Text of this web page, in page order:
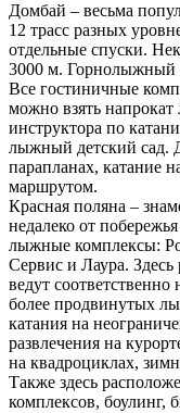
Домбай – весьма
12 трасс разных
отдельные спуски.
3000 м. Горнолыжный
Все гостиничные
можно взять
инструктора по
лыжный детский сад.
парапланах, катание
маршрутом.
Красная поляна –
недалеко от
лыжные комплексы:
Сервис и Лаура.
ведут
более продвинутых
катания на
развлечения на
на квадроциклах,
Также здесь
комплексов, боулинг,